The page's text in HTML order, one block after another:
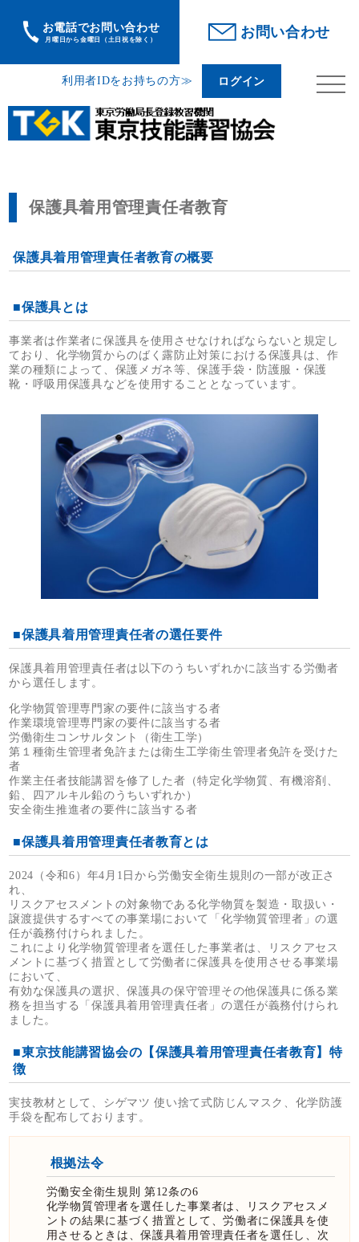
利用者IDをお持ちの方 ログイン
お電話でお問い合わせ
月曜日から金曜日（土日祝を除く） お問い合わせ
利用者IDをお持ちの方≫ ログイン
TOP > 保護具着用管理責任者教育
保護具着用管理責任者教育
保護具着用管理責任者教育の概要
■保護具とは
事業者は作業者に保護具を使用させなければならないと規定し
ており、化学物質からのばく露防止対策における保護具は、作
業の種類によって、保護メガネ等、保護手袋・防護服・保護
靴・呼吸用保護具などを使用することとなっています。
■保護具着用管理責任者の選任要件
保護具着用管理責任者は以下のうちいずれかに該当する労働者
から選任します。
化学物質管理専門家の要件に該当する者
作業環境管理専門家の要件に該当する者
労働衛生コンサルタント（衛生工学）
第１種衛生管理者免許または衛生工学衛生管理者免許を受けた
者
作業主任者技能講習を修了した者（特定化学物質、有機溶剤、
鉛、四アルキル鉛のうちいずれか）
安全衛生推進者の要件に該当する者
■保護具着用管理責任者教育とは
2024（令和6）年4月1日から労働安全衛生規則の一部が改正さ
れ、
リスクアセスメントの対象物である化学物質を製造・取扱い・
譲渡提供するすべての事業場において「化学物質管理者」の選
任が義務付けられました。
これにより化学物質管理者を選任した事業者は、リスクアセス
メントに基づく措置として労働者に保護具を使用させる事業場
において、
有効な保護具の選択、保護具の保守管理その他保護具に係る業
務を担当する「保護具着用管理責任者」の選任が義務付けられ
ました。
■東京技能講習協会の【保護具着用管理責任者教育】特
徴
実技教材として、シゲマツ 使い捨て式防じんマスク、化学防護
手袋を配布しております。
根拠法令
労働安全衛生規則 第12条の6
化学物質管理者を選任した事業者は、リスクアセスメ
ントの結果に基づく措置として、労働者に保護具を使
用させるときは、保護具着用管理責任者を選任し、次